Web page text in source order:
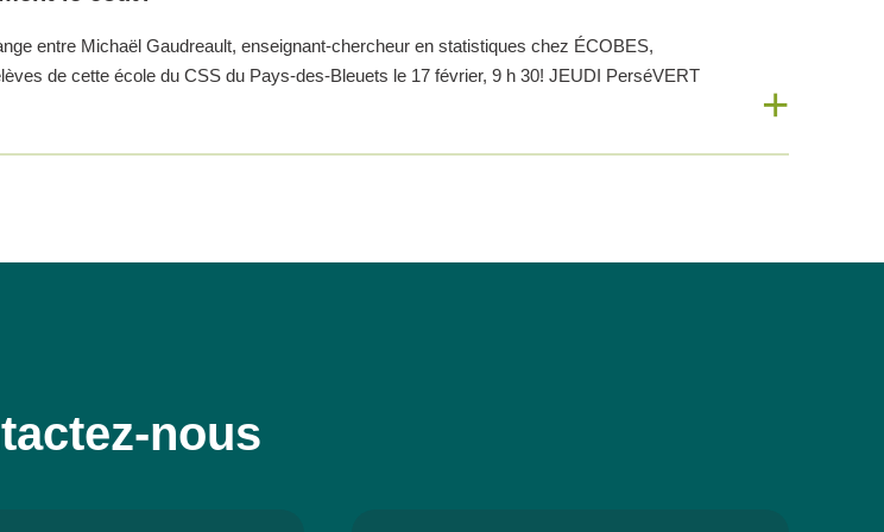
entre Michaël Gaudreault, enseignant-chercheur en statistiques chez ÉCOBES,
de cette école du CSS du Pays-des-Bleuets le 17 février, 9 h 30! JEUDI PerséVERT
nous